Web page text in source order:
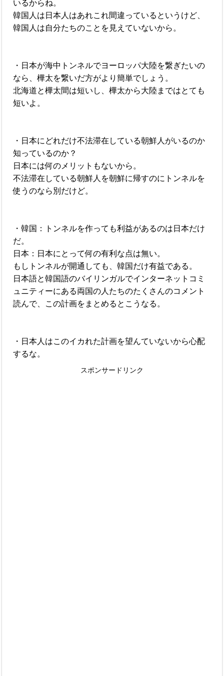
いるからね。
韓国人は日本人はあれこれ間違っているというけど、
韓国人は自分たちのことを見えていないから。
・日本が海中トンネルでヨーロッパ大陸を繋ぎたいの
なら、樺太を繋いだ方がより簡単でしょう。
北海道と樺太間は短いし、樺太から大陸まではとても
短いよ。
・日本にどれだけ不法滞在している朝鮮人がいるのか
知っているのか？
日本には何のメリットもないから。
不法滞在している朝鮮人を朝鮮に帰すのにトンネルを
使うのなら別だけど。
・韓国：トンネルを作っても利益があるのは日本だけ
だ。
日本：日本にとって何の有利な点は無い。
もしトンネルが開通しても、韓国だけ有益である。
日本語と韓国語のバイリンガルでインターネットコミ
ュニティーにある両国の人たちのたくさんのコメント
読んで、この計画をまとめるとこうなる。
・日本人はこのイカれた計画を望んていないから心配
するな。
スポンサードリンク